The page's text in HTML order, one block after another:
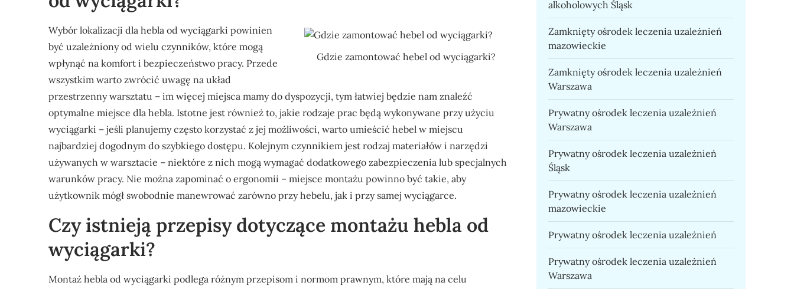
Gdzie zamontować hebel od wyciągarki?
Wybór lokalizacji dla hebla od wyciągarki powinien
być uzależniony od wielu czynników, które mogą
wpłynąć na komfort i bezpieczeństwo pracy. Przede
wszystkim warto zwrócić uwagę na układ
przestrzenny warsztatu – im więcej miejsca mamy do dyspozycji, tym łatwiej będzie nam znaleźć
optymalne miejsce dla hebla. Istotne jest również to, jakie rodzaje prac będą wykonywane przy użyciu
wyciągarki – jeśli planujemy często korzystać z jej możliwości, warto umieścić hebel w miejscu
najbardziej dogodnym do szybkiego dostępu. Kolejnym czynnikiem jest rodzaj materiałów i narzędzi
używanych w warsztacie – niektóre z nich mogą wymagać dodatkowego zabezpieczenia lub specjalnych
warunków pracy. Nie można zapominać o ergonomii – miejsce montażu powinno być takie, aby
użytkownik mógł swobodnie manewrować zarówno przy hebelu, jak i przy samej wyciągarce.
Czy istnieją przepisy dotyczące montażu hebla od
wyciągarki?
Montaż hebla od wyciągarki podlega różnym przepisom i normom prawnym, które mają na celu
alkoholowych Śląsk
Zamknięty ośrodek leczenia uzależnień
mazowieckie
Zamknięty ośrodek leczenia uzależnień
Warszawa
Prywatny ośrodek leczenia uzależnień
Warszawa
Prywatny ośrodek leczenia uzależnień
Śląsk
Prywatny ośrodek leczenia uzależnień
mazowieckie
Prywatny ośrodek leczenia uzależnień
Prywatny ośrodek leczenia uzależnień
Warszawa